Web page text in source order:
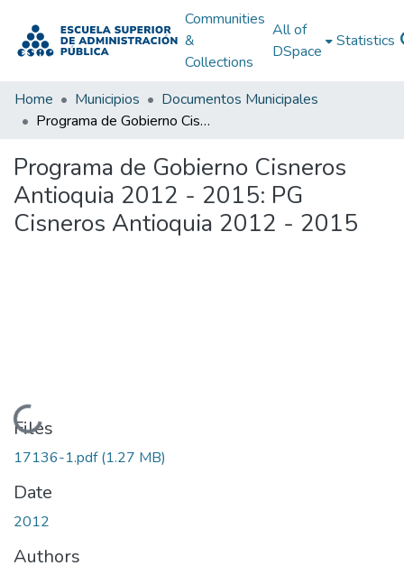
Communities
&
Collections
All of
DSpace
Statistics
Home Municipios
Documentos Municipales
Programa de Gobierno Cisneros Antioquia 2012 - 2015: PG Cisneros Antioquia 2012 - 2015
Programa de Gobierno Cisneros
Antioquia 2012 - 2015: PG
Cisneros Antioquia 2012 - 2015
Loading...
Files
17136-1.pdf(1.27 MB)
Date
2012
Authors